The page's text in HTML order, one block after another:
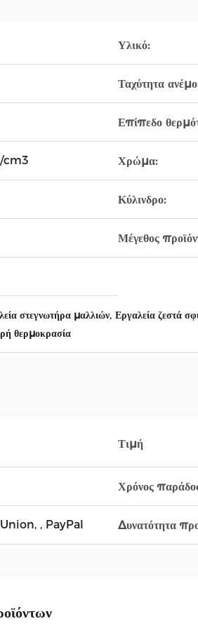
Υλικό:
Ταχύτητα
Επίπεδο
cm3 Χρώμα:
Κύλινδρο:
Μέγεθος
στεγνωτήρα μαλλιών, Εργαλεία ζεστά
θερμοκρασία
Τιμή
Χρόνος
, PayPal Δυνατότητα